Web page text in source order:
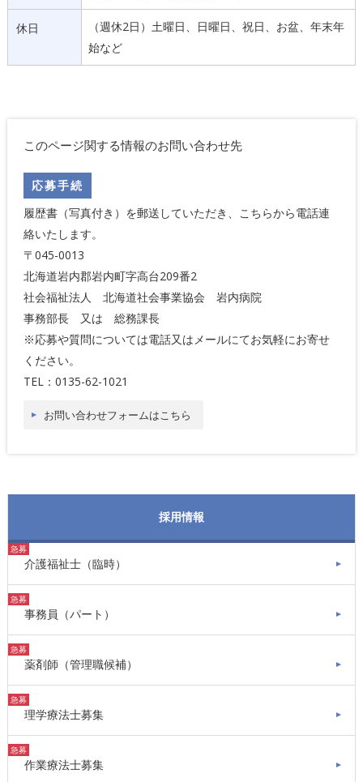
採用情報
介護福祉士（臨時）
急募
事務員（パート）
急募
薬剤師（管理職候補）
急募
理学療法士募集
急募
作業療法士募集
急募
休日
（週休2日）土曜日、日曜日、祝日、お盆、年末年
始など
このページ関する情報のお問い合わせ先
応募手続
履歴書（写真付き）を郵送していただき、こちらから電話連
絡いたします。
〒045-0013
北海道岩内郡岩内町字高台209番2
社会福祉法人 北海道社会事業協会 岩内病院
事務部長 又は 総務課長
※応募や質問については電話又はメールにてお気軽にお寄せ
ください。
TEL：0135-62-1021
お問い合わせフォームはこちら